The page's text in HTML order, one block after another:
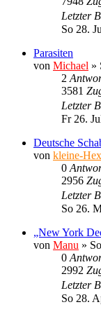
Letzter
So 28.
Parasiten
von Michael »
2
3581
Letzter
Fr 26.
Deutsche
von kleine-
0
2956
Letzter
So 26.
„New York
von Manu »
0
2992
Letzter
So 28.